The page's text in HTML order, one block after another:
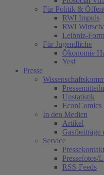
Für Politik &
RWI Impuls
RWI
Leibniz-
Für Jugendliche
Ökonomie
Yes!
Presse
Unstatistik
EconComics
In den Medien
Artikel
Service
Pressekontakt
Pressefotos/
RSS-Feeds